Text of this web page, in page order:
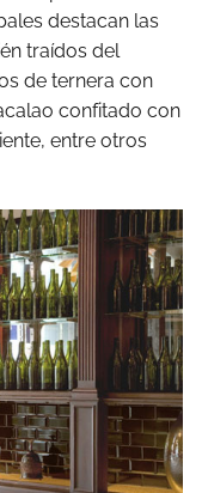
destacan las
traídos del
de ternera con
confitado con
entre otros